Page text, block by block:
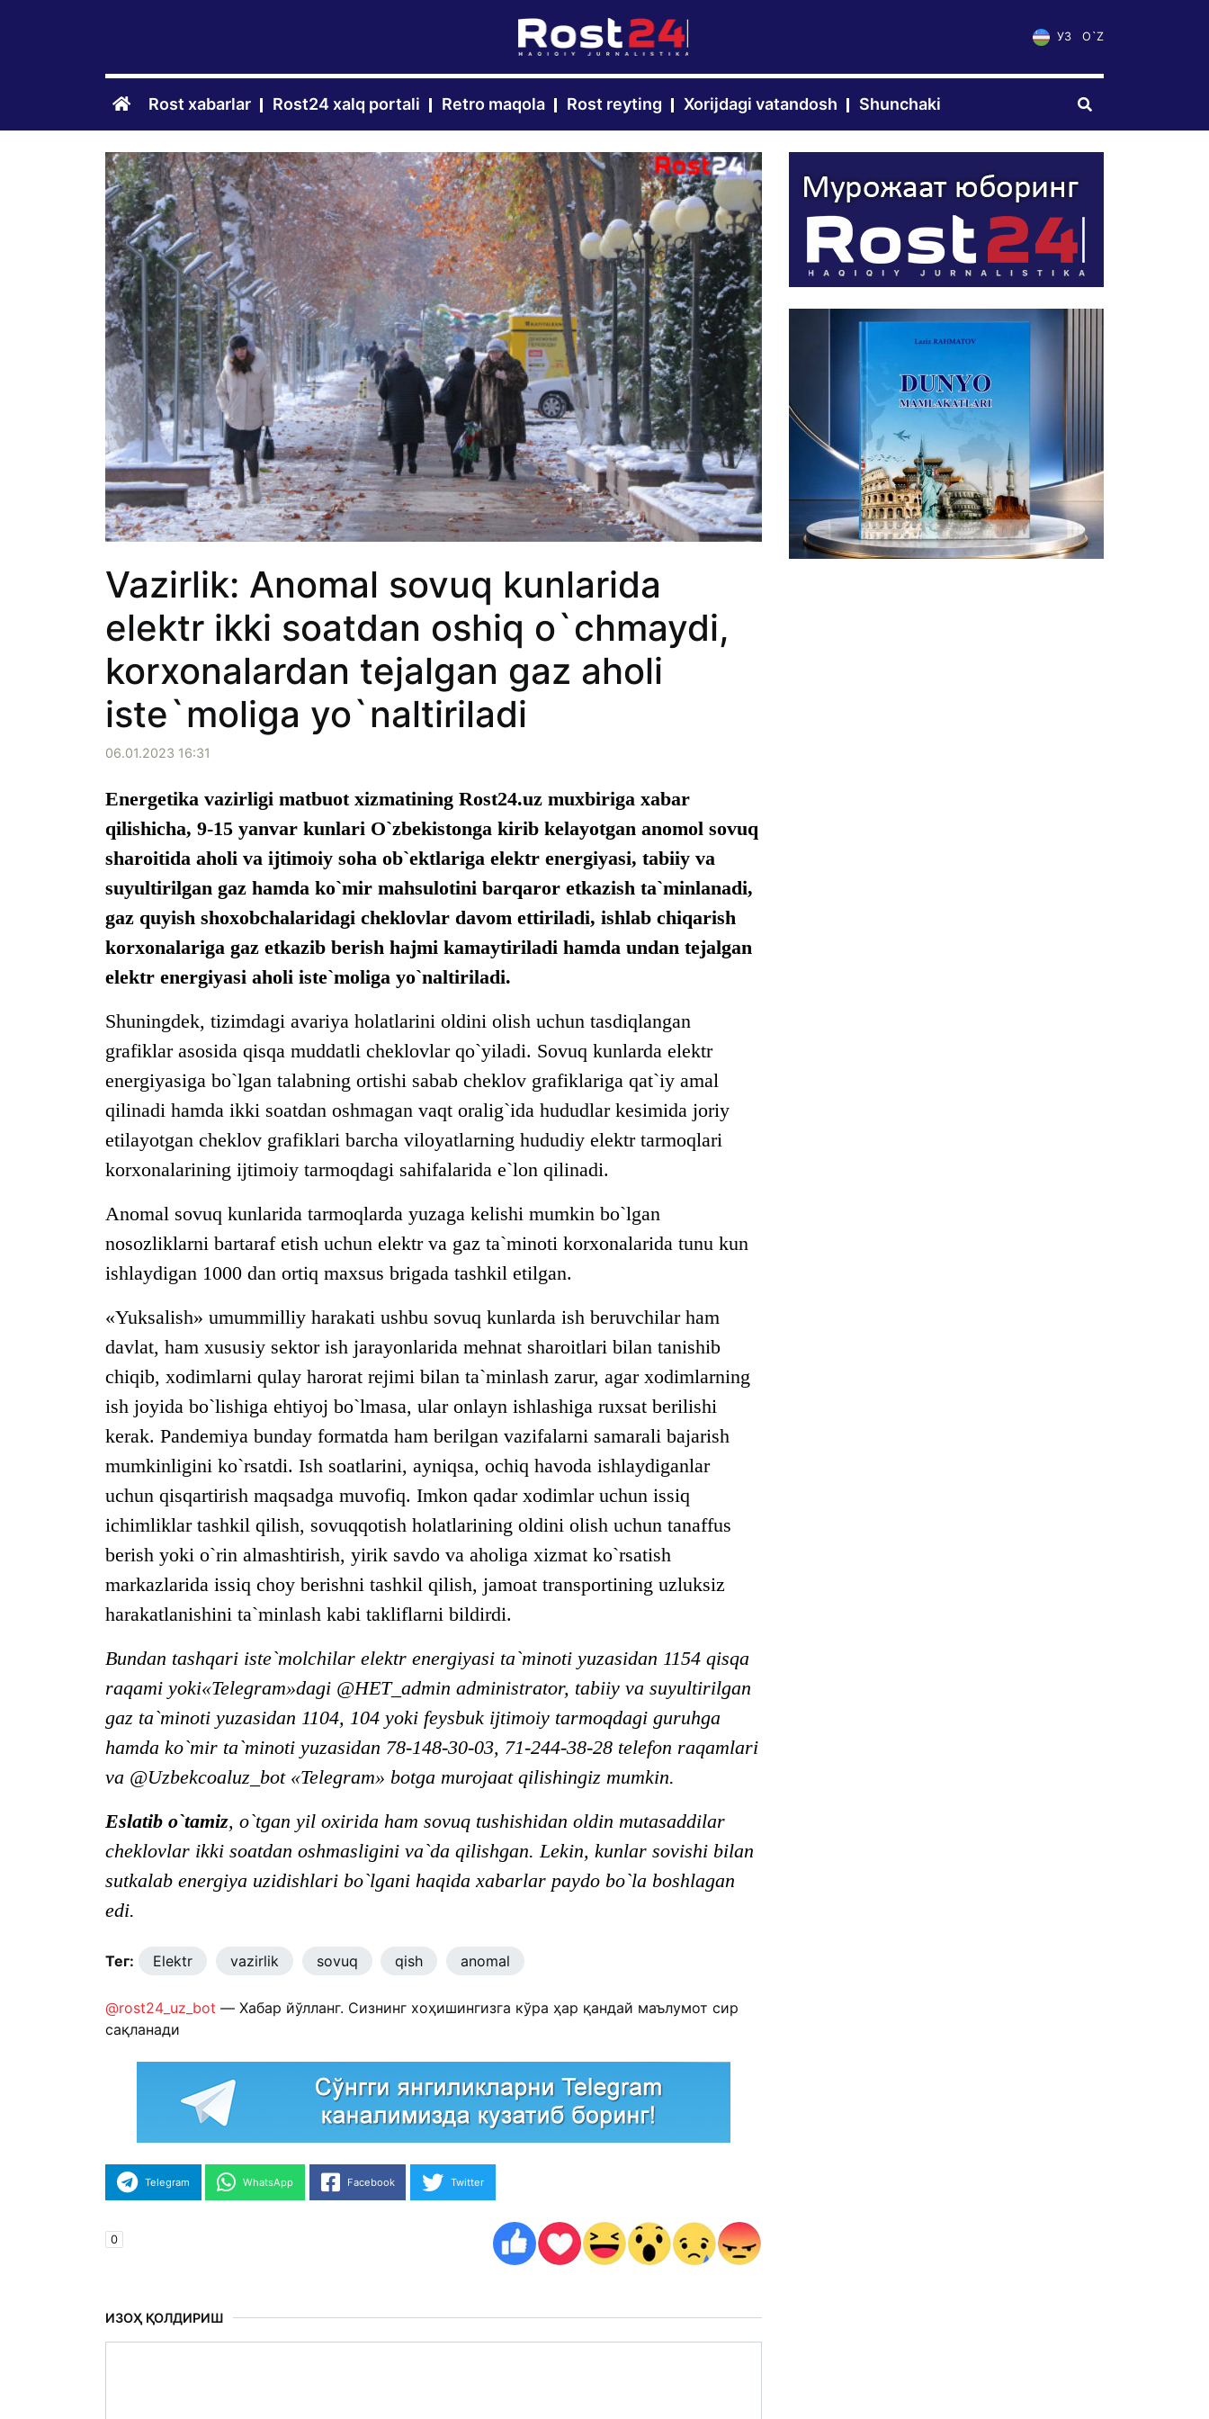
УЗ O`Z
Rost xabarlar Rost24 xalq portali Retro maqola Rost reyting Xorijdagi vatandosh Shunchaki
Vazirlik: Anomal sovuq kunlarida
elektr ikki soatdan oshiq o`chmaydi,
korxonalardan tejalgan gaz aholi
iste`moliga yo`naltiriladi
06.01.2023 16:31
Energetika vazirligi matbuot xizmatining Rost24.uz muxbiriga xabar
qilishicha, 9-15 yanvar kunlari O`zbekistonga kirib kelayotgan anomol sovuq
sharoitida aholi va ijtimoiy soha ob`ektlariga elektr energiyasi, tabiiy va
suyultirilgan gaz hamda ko`mir mahsulotini barqaror etkazish ta`minlanadi,
gaz quyish shoxobchalaridagi cheklovlar davom ettiriladi, ishlab chiqarish
korxonalariga gaz etkazib berish hajmi kamaytiriladi hamda undan tejalgan
elektr energiyasi aholi iste`moliga yo`naltiriladi.
Shuningdek, tizimdagi avariya holatlarini oldini olish uchun tasdiqlangan
grafiklar asosida qisqa muddatli cheklovlar qo`yiladi. Sovuq kunlarda elektr
energiyasiga bo`lgan talabning ortishi sabab cheklov grafiklariga qat`iy amal
qilinadi hamda ikki soatdan oshmagan vaqt oralig`ida hududlar kesimida joriy
etilayotgan cheklov grafiklari barcha viloyatlarning hududiy elektr tarmoqlari
korxonalarining ijtimoiy tarmoqdagi sahifalarida e`lon qilinadi.
Anomal sovuq kunlarida tarmoqlarda yuzaga kelishi mumkin bo`lgan
nosozliklarni bartaraf etish uchun elektr va gaz ta`minoti korxonalarida tunu kun
ishlaydigan 1000 dan ortiq maxsus brigada tashkil etilgan.
«Yuksalish» umummilliy harakati ushbu sovuq kunlarda ish beruvchilar ham
davlat, ham xususiy sektor ish jarayonlarida mehnat sharoitlari bilan tanishib
chiqib, xodimlarni qulay harorat rejimi bilan ta`minlash zarur, agar xodimlarning
ish joyida bo`lishiga ehtiyoj bo`lmasa, ular onlayn ishlashiga ruxsat berilishi
kerak. Pandemiya bunday formatda ham berilgan vazifalarni samarali bajarish
mumkinligini ko`rsatdi. Ish soatlarini, ayniqsa, ochiq havoda ishlaydiganlar
uchun qisqartirish maqsadga muvofiq. Imkon qadar xodimlar uchun issiq
ichimliklar tashkil qilish, sovuqqotish holatlarining oldini olish uchun tanaffus
berish yoki o`rin almashtirish, yirik savdo va aholiga xizmat ko`rsatish
markazlarida issiq choy berishni tashkil qilish, jamoat transportining uzluksiz
harakatlanishini ta`minlash kabi takliflarni bildirdi.
Bundan tashqari iste`molchilar elektr energiyasi ta`minoti yuzasidan 1154 qisqa
raqami yoki«Telegram»dagi @HET_admin administrator, tabiiy va suyultirilgan
gaz ta`minoti yuzasidan 1104, 104 yoki feysbuk ijtimoiy tarmoqdagi guruhga
hamda ko`mir ta`minoti yuzasidan 78-148-30-03, 71-244-38-28 telefon raqamlari
va @Uzbekcoaluz_bot «Telegram» botga murojaat qilishingiz mumkin.
Eslatib o`tamiz, o`tgan yil oxirida ham sovuq tushishidan oldin mutasaddilar
cheklovlar ikki soatdan oshmasligini va`da qilishgan. Lekin, kunlar sovishi bilan
sutkalab energiya uzidishlari bo`lgani haqida xabarlar paydo bo`la boshlagan
edi.
Тег: Elektr vazirlik sovuq qish anomal
@rost24_uz_bot — Хабар йўлланг. Сизнинг хоҳишингизга кўра ҳар қандай маълумот сир
сақланади
Telegram WhatsApp Facebook Twitter
0
ИЗОҲ ҚОЛДИРИШ